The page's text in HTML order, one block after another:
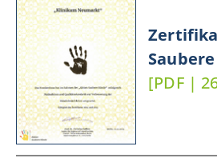
[PDF |